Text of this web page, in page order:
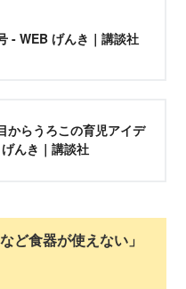
- WEB げんき｜講談社
からうろこの育児アイデ
んき｜講談社
ど食器が使えない」